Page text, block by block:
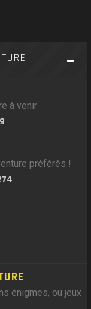
à venir
préférés !
énigmes, ou jeux